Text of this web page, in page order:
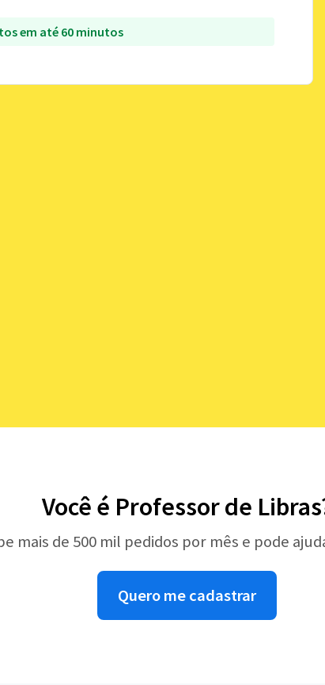
em até 60 minutos
Você é Professor de
mais de 500 mil pedidos por mês e pode
Quero me cadastrar